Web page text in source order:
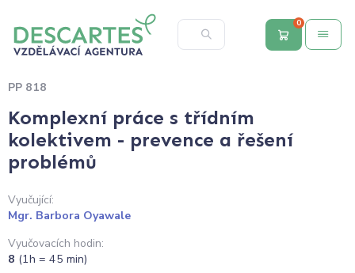
0
PP 818
Komplexní práce s třídním
kolektivem - prevence a řešení
problémů
Vyučující:
Mgr. Barbora Oyawale
Vyučovacích hodin:
8 (1h = 45 min)